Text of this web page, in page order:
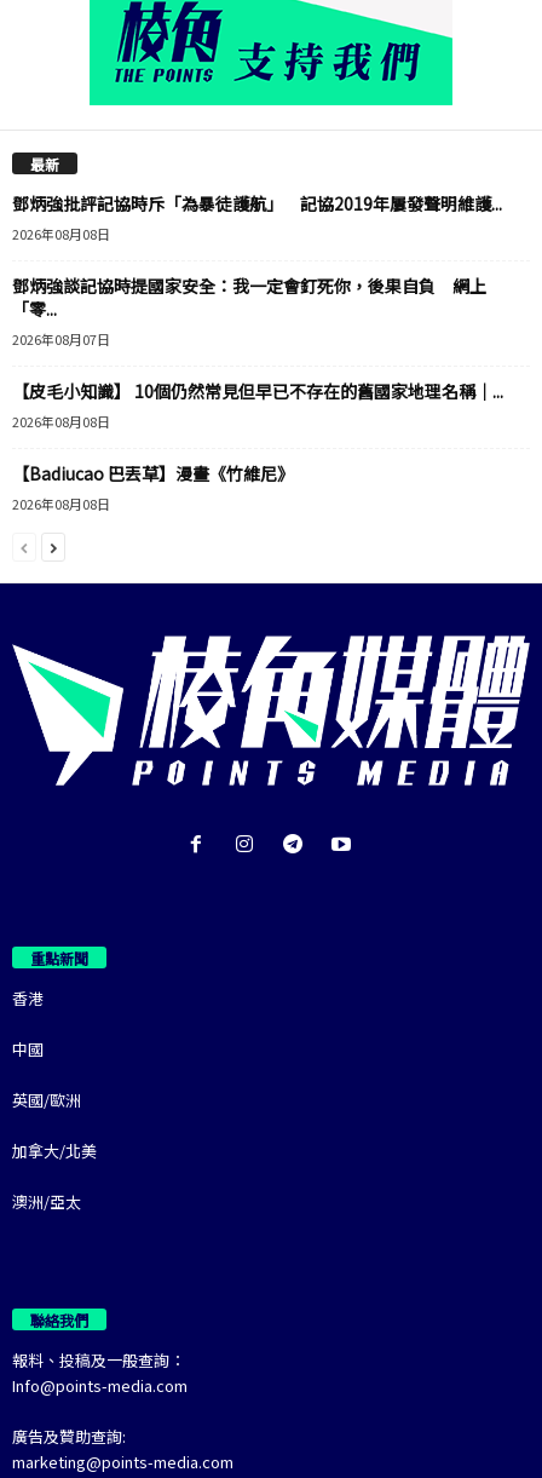
最新
鄧炳強批評記協時斥「為暴徒護航」 記協2019年屢發聲明維護...
2026年08月08日
鄧炳強談記協時提國家安全：我一定會釘死你，後果自負 網上
「零...
2026年08月07日
【皮毛小知識】 10個仍然常見但早已不存在的舊國家地理名稱｜...
2026年08月08日
【Badiucao 巴丟草】漫畫《竹維尼》
2026年08月08日
重點新聞
香港
中國
英國/歐洲
加拿大/北美
澳洲/亞太
聯絡我們
報料、投稿及一般查詢：
Info@points-media.com
廣告及贊助查詢:
marketing@points-media.com